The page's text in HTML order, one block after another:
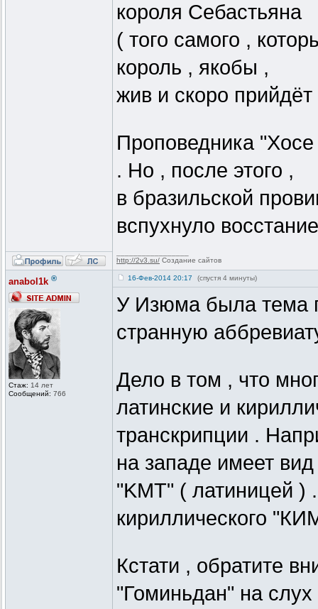
короля Себастьяна
( того самого ,
король , якобы ,
жив и скоро
Проповедника
. Но , после этого ,
в бразильской
вспухнуло
http://2v3.su/ Создание сайтов
anabol1k ®
Стаж: 14 лет
Сообщений: 766
16-Фев-2014 20:17 (спустя 4 минуты)
У Изюма была тема
странную
Дело в том , что
латинские и
транскрипции .
на западе имеет вид
"KMT" ( латиницей )
кириллического
Кстати , обратите
"Гоминьдан" на слух